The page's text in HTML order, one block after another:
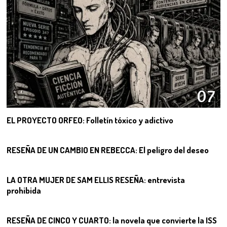
07
EL PROYECTO ORFEO: Folletín tóxico y adictivo
RESEÑA DE UN CAMBIO EN REBECCA: El peligro del deseo
09
LA OTRA MUJER DE SAM ELLIS RESEÑA: entrevista
prohibida
RESEÑA DE CINCO Y CUARTO: la novela que convierte la ISS